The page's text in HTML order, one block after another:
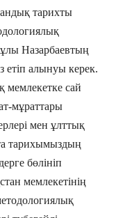
тарихты
Назарбаевтың
етіп алынуы керек.
мемлекетке сай
мұраттары
мен ұлттық
тарихымыздың
бөлініп
мемлекетінің